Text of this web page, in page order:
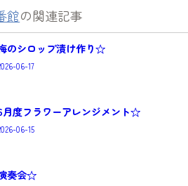
館の関連記事
のシロップ漬け作り☆
06-17
月度フラワーアレンジメント☆
06-15
奏会☆